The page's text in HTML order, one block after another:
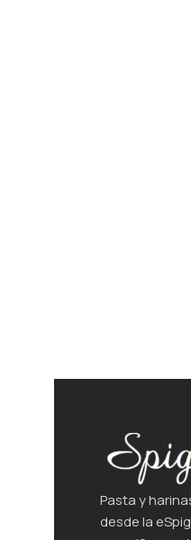
Pasta y
desde la